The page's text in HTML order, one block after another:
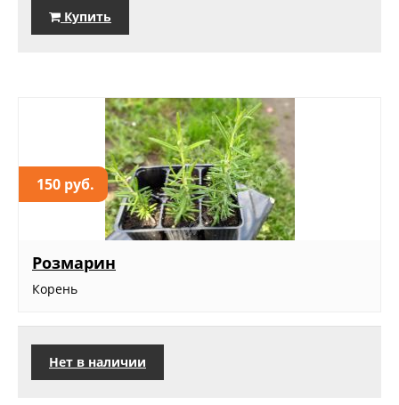
Купить
150 руб.
Розмарин
Корень
Нет в наличии